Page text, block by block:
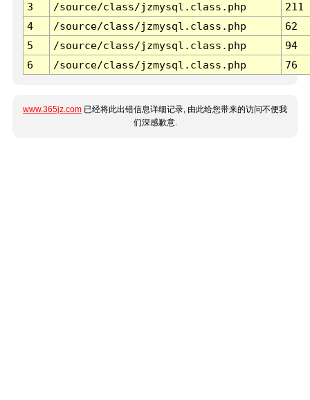
3 /source/class/jzmysql.class.php
211
4
/source/class/jzmysql.class.php
62
5
/source/class/jzmysql.class.php
94
6
/source/class/jzmysql.class.php 76
www.365jz.com 已经将此出错信息详细记录, 由此给您带来的访问不便我
们深感歉意.